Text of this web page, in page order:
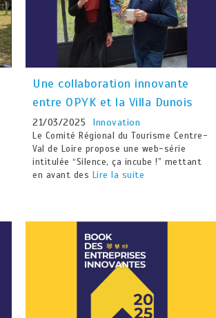
Une collaboration innovante
entre OPYK et la Villa Dunois
21/03/2025 Innovation
Le Comité Régional du Tourisme Centre-
Val de Loire propose une web-série
intitulée “Silence, ça incube !” mettant
en avant des Lire la suite